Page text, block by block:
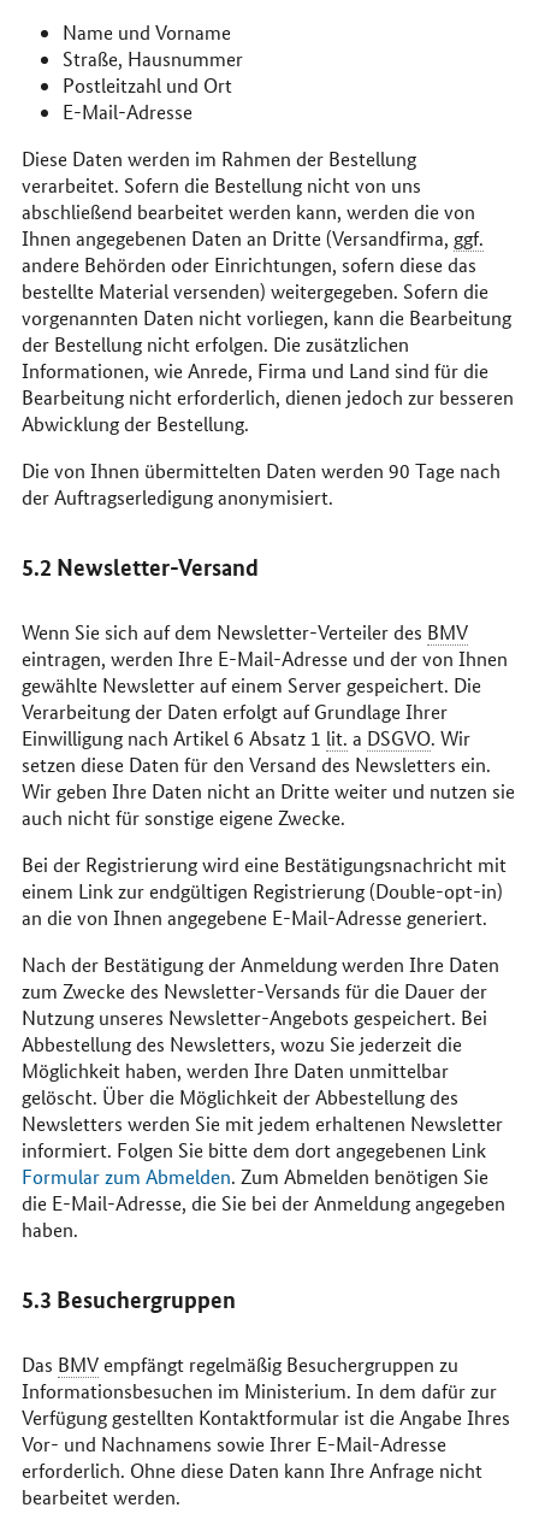
Name und Vorname
Straße, Hausnummer
Postleitzahl und Ort
E-Mail-Adresse
Diese Daten werden im Rahmen der Bestellung
verarbeitet. Sofern die Bestellung nicht von uns
abschließend bearbeitet werden kann, werden die von
Ihnen angegebenen Daten an Dritte (Versandfirma, ggf.
andere Behörden oder Einrichtungen, sofern diese das
bestellte Material versenden) weitergegeben. Sofern die
vorgenannten Daten nicht vorliegen, kann die Bearbeitung
der Bestellung nicht erfolgen. Die zusätzlichen
Informationen, wie Anrede, Firma und Land sind für die
Bearbeitung nicht erforderlich, dienen jedoch zur besseren
Abwicklung der Bestellung.
Die von Ihnen übermittelten Daten werden 90 Tage nach
der Auftragserledigung anonymisiert.
5.2 Newsletter-Versand
Wenn Sie sich auf dem Newsletter-Verteiler des BMV
eintragen, werden Ihre E-Mail-Adresse und der von Ihnen
gewählte Newsletterauf einem Server gespeichert. Die
Verarbeitung der Daten erfolgt auf Grundlage Ihrer
Einwilligung nach Artikel 6 Absatz 1 lit. a DSGVO. Wir
setzen diese Daten für den Versand des Newsletters ein.
Wir geben Ihre Daten nicht an Dritte weiter und nutzen sie
auch nicht für sonstige eigene Zwecke.
Bei der Registrierung wird eine Bestätigungsnachricht mit
einem Link zur endgültigen Registrierung (Double-opt-in)
an die von Ihnen angegebene E-Mail-Adresse generiert.
Nach der Bestätigung der Anmeldung werden Ihre Daten
zum Zwecke des Newsletter-Versands für die Dauer der
Nutzung unseres Newsletter-Angebots gespeichert. Bei
Abbestellung des Newsletters, wozu Sie jederzeit die
Möglichkeit haben, werden Ihre Daten unmittelbar
gelöscht. Über die Möglichkeit der Abbestellung des
Newsletters werden Sie mit jedem erhaltenen Newsletter
informiert. Folgen Sie bitte dem dort angegebenen Link
Formular zum Abmelden. Zum Abmelden benötigen Sie
die E-Mail-Adresse, die Sie bei der Anmeldung angegeben
haben.
5.3 Besuchergruppen
Das BMVempfängt regelmäßig Besuchergruppen zu
Informationsbesuchen im Ministerium. In dem dafür zur
Verfügung gestellten Kontaktformular ist die Angabe Ihres
Vor- und Nachnamens sowie Ihrer E-Mail-Adresse
erforderlich. Ohne diese Daten kann Ihre Anfrage nicht
bearbeitet werden.